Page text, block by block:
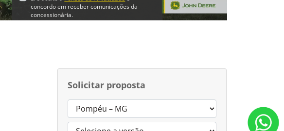
concordo em receber comunicações da
concessionária.
Solicitar proposta